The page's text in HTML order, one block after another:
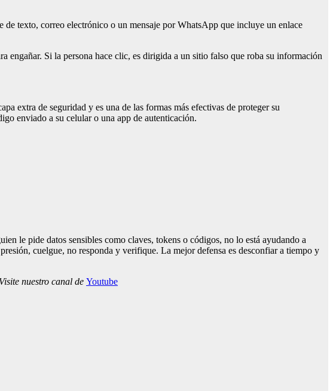
texto, correo electrónico o un mensaje por WhatsApp que incluye un enlace
engañar. Si la persona hace clic, es dirigida a un sitio falso que roba su información
extra de seguridad y es una de las formas más efectivas de proteger su
enviado a su celular o una app de autenticación.
le pide datos sensibles como claves, tokens o códigos, no lo está ayudando a
cuelgue, no responda y verifique. La mejor defensa es desconfiar a tiempo y
nuestro canal de Youtube